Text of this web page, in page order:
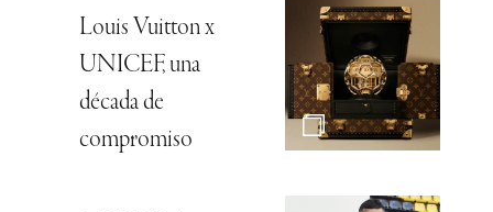
Louis Vuitton x
UNICEF, una
década de
compromiso